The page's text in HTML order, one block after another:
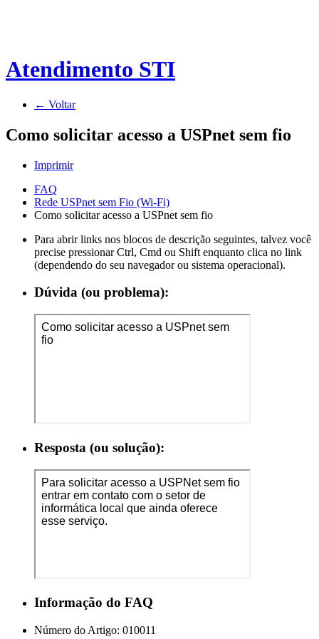
Atendimento STI
← Voltar
Como solicitar acesso a USPnet sem fio
Imprimir
FAQ
Rede USPnet sem Fio (Wi-Fi)
Como solicitar acesso a USPnet sem fio
Para abrir links nos blocos de descrição seguintes, talvez você
precise pressionar Ctrl, Cmd ou Shift enquanto clica no link
(dependendo do seu navegador ou sistema operacional).
Dúvida (ou problema):
Resposta (ou solução):
Informação do FAQ
Número do Artigo: 010011